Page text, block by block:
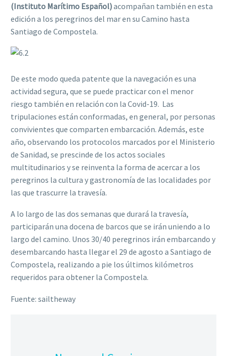
(Instituto Marítimo Español)acompañan también en esta
edición a los peregrinos del mar en su Camino hasta
Santiago de Compostela.
De este modo queda patente que la navegación es una
actividad segura, que se puede practicar con el menor
riesgo también en relación con la Covid-19. Las
tripulaciones están conformadas, en general, por personas
convivientes que comparten embarcación. Además, este
año, observando los protocolos marcados por el Ministerio
de Sanidad, se prescinde de los actos sociales
multitudinarios y se reinventa la forma de acercar a los
peregrinos la cultura y gastronomía de las localidades por
las que trascurre la travesía.
A lo largo de las dos semanas que durará la travesía,
participarán una docena de barcos que se irán uniendo a lo
largo del camino. Unos 30/40 peregrinos irán embarcando y
desembarcando hasta llegar el 29 de agosto a Santiago de
Compostela, realizando a pie los últimos kilómetros
requeridos para obtener la Compostela.
Fuente: sailtheway